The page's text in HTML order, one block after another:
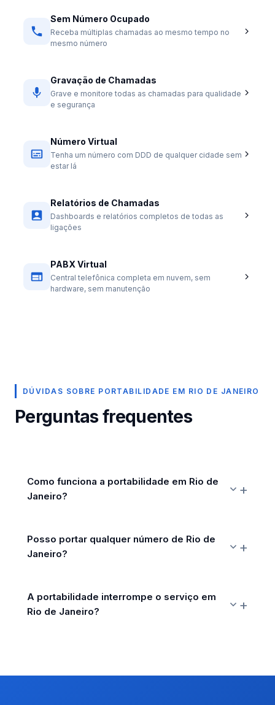
Sem Número Ocupado
Receba múltiplas chamadas ao mesmo tempo no
mesmo número
Gravação de Chamadas
Grave e monitore todas as chamadas para qualidade
e segurança
Número Virtual
Tenha um número com DDD de qualquer cidade sem
estar lá
Relatórios de Chamadas
Dashboards e relatórios completos de todas as
ligações
PABX Virtual
Central telefônica completa em nuvem, sem
hardware, sem manutenção
DÚVIDAS SOBRE PORTABILIDADE EM RIO DE JANEIRO
Perguntas frequentes
Como funciona a portabilidade em Rio de
Janeiro?
Posso portar qualquer número de Rio de
Janeiro?
A portabilidade interrompe o serviço em
Rio de Janeiro?